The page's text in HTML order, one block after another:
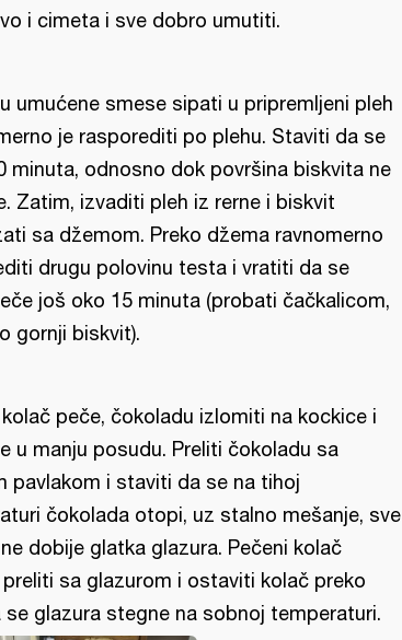
i cimeta i sve dobro umutiti.
umućene smese sipati u pripremljeni pleh
je rasporediti po plehu. Staviti da se
minuta, odnosno dok površina biskvita ne
Zatim, izvaditi pleh iz rerne i biskvit
sa džemom. Preko džema ravnomerno
drugu polovinu testa i vratiti da se
još oko 15 minuta (probati čačkalicom,
gornji biskvit).
kolač peče, čokoladu izlomiti na kockice i
u manju posudu. Preliti čokoladu sa
pavlakom i staviti da se na tihoj
čokolada otopi, uz stalno mešanje, sve
dobije glatka glazura. Pečeni kolač
sa glazurom i ostaviti kolač preko
se glazura stegne na sobnoj temperaturi.